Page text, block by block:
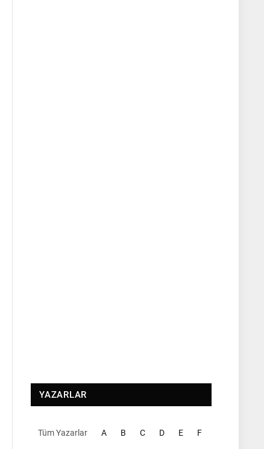
YAZARLAR
Tüm Yazarlar A B C D E F